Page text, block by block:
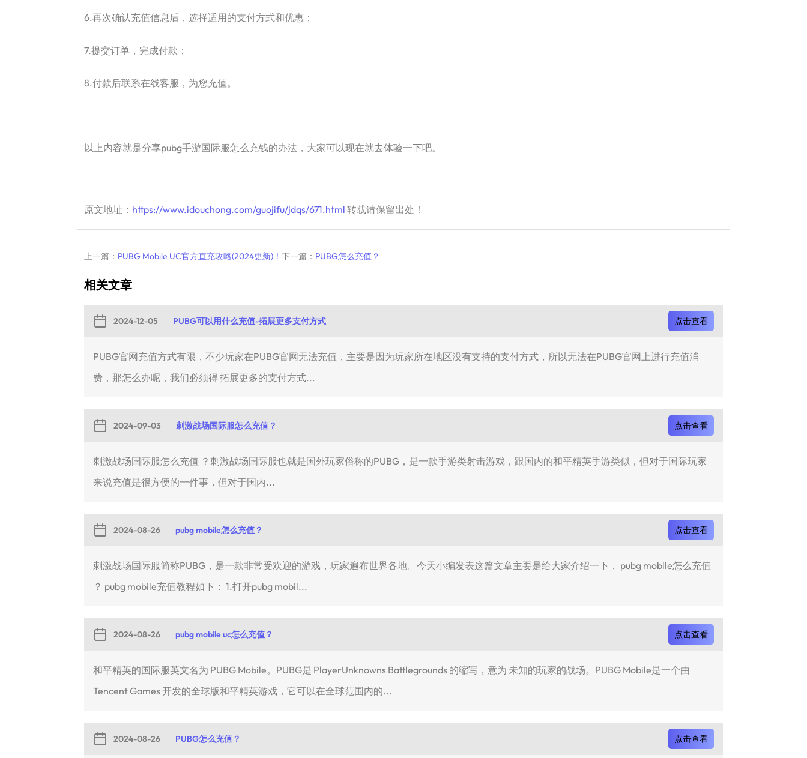
6.再次确认充值信息后，选择适用的支付方式和优惠；
7.提交订单，完成付款；
8.付款后联系在线客服，为您充值。
以上内容就是分享pubg手游国际服怎么充钱的办法，大家可以现在就去体验一下吧。
原文地址： https://www.idouchong.com/guojifu/jdqs/671.html 转载请保留出处！
上一篇： PUBG Mobile UC官方直充攻略(2024更新)！ 下一篇： PUBG怎么充值？
相关文章
2024-12-05 PUBG可以用什么充值-拓展更多支付方式 点击查看
PUBG官网充值方式有限，不少玩家在PUBG官网无法充值，主要是因为玩家所在地区没有支持的支付方式，所以无法在PUBG官网上进行充值消
费，那怎么办呢，我们必须得 拓展更多的支付方式...
2024-09-03 刺激战场国际服怎么充值？ 点击查看
刺激战场国际服怎么充值 ？刺激战场国际服也就是国外玩家俗称的PUBG，是一款手游类射击游戏，跟国内的和平精英手游类似，但对于国际玩家
来说充值是很方便的一件事，但对于国内...
2024-08-26 pubg mobile怎么充值？ 点击查看
刺激战场国际服简称PUBG，是一款非常受欢迎的游戏，玩家遍布世界各地。今天小编发表这篇文章主要是给大家介绍一下， pubg mobile怎么充值
？ pubg mobile充值教程如下： 1.打开pubg mobil...
2024-08-26 pubg mobile uc怎么充值？ 点击查看
和平精英的国际服英文名为 PUBG Mobile。PUBG是 PlayerUnknowns Battlegrounds 的缩写，意为 未知的玩家的战场。PUBG Mobile是一个由
Tencent Games 开发的全球版和平精英游戏，它可以在全球范围内的...
2024-08-26 PUBG怎么充值？ 点击查看